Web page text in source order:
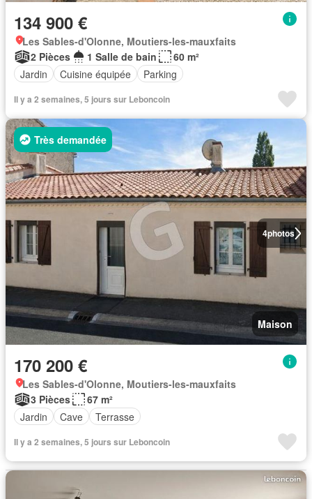
134 900 €
Les Sables-d'Olonne, Moutiers-les-mauxfaits
2 Pièces
1 Salle de bain
60 m²
Jardin
Cuisine équipée Parking
Il y a 2 semaines, 5 jours sur Leboncoin
4photos
Très demandée
Maison
170 200 €
Les Sables-d'Olonne, Moutiers-les-mauxfaits
3 Pièces
67 m²
Jardin
Cave Terrasse
Il y a 2 semaines, 5 jours sur Leboncoin